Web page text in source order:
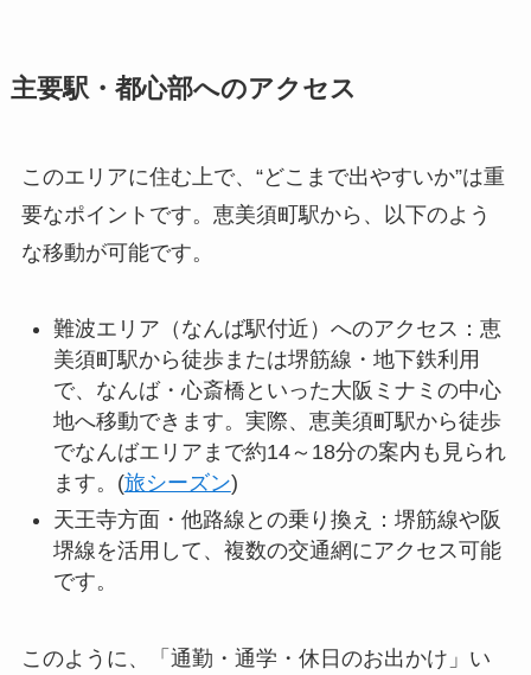
主要駅・都心部へのアクセス
このエリアに住む上で、“どこまで出やすいか”は重
要なポイントです。恵美須町駅から、以下のよう
な移動が可能です。
難波エリア（なんば駅付近）へのアクセス：恵
美須町駅から徒歩または堺筋線・地下鉄利用
で、なんば・心斎橋といった大阪ミナミの中心
地へ移動できます。実際、恵美須町駅から徒歩
でなんばエリアまで約14～18分の案内も見られ
ます。(旅シーズン)
天王寺方面・他路線との乗り換え：堺筋線や阪
堺線を活用して、複数の交通網にアクセス可能
です。
このように、「通勤・通学・休日のお出かけ」い